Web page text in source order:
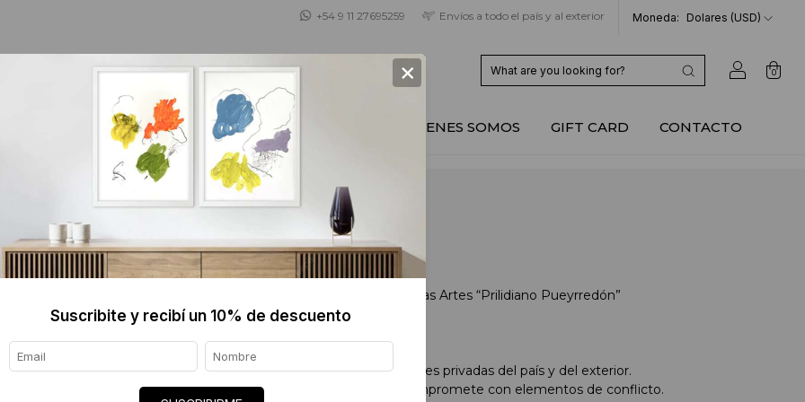
+54 9 11 27695259 Envíos a todo el país y al exterior Moneda: Dolares (USD)
0
TIENDA DE OBJETOS QUIENES SOMOS GIFT CARD CONTACTO
Fernando Brizuela
Buenos Aires, 1971
Profesor de Pintura, Escuela Nacional de Bellas Artes “Prilidiano Pueyrredón”
Taller Carolina Antoniadis
Podemos encontrar sus obras en el colecciones privadas del país y del exterior.
Fernando Brizuela a través de su obra, se compromete con elementos de conflicto.
×
Suscribite y recibí un 10% de descuento